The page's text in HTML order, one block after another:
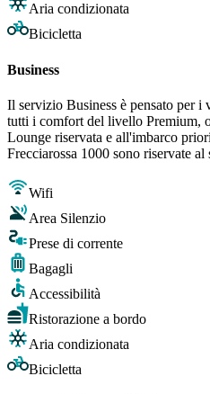
Aria condizionata
Bicicletta
Business
Il servizio Business è pensato per
tutti i comfort del livello Premium,
Lounge riservata e all'imbarco
Frecciarossa 1000 sono riservate al
Wifi
Area Silenzio
Prese di corrente
Bagagli
Accessibilità
Ristorazione a bordo
Aria condizionata
Bicicletta